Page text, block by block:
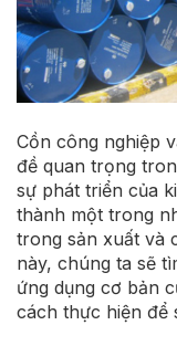
Cồn công nghiệp
đề quan trọng
sự phát triển của
thành một trong
trong sản xuất và
này, chúng ta sẽ
ứng dụng cơ bản
cách thực hiện để